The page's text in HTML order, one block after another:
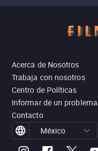
Acerca de Nosotros
Trabaja con nosotros
Centro de Políticas
Informar de un problema
Contacto
México